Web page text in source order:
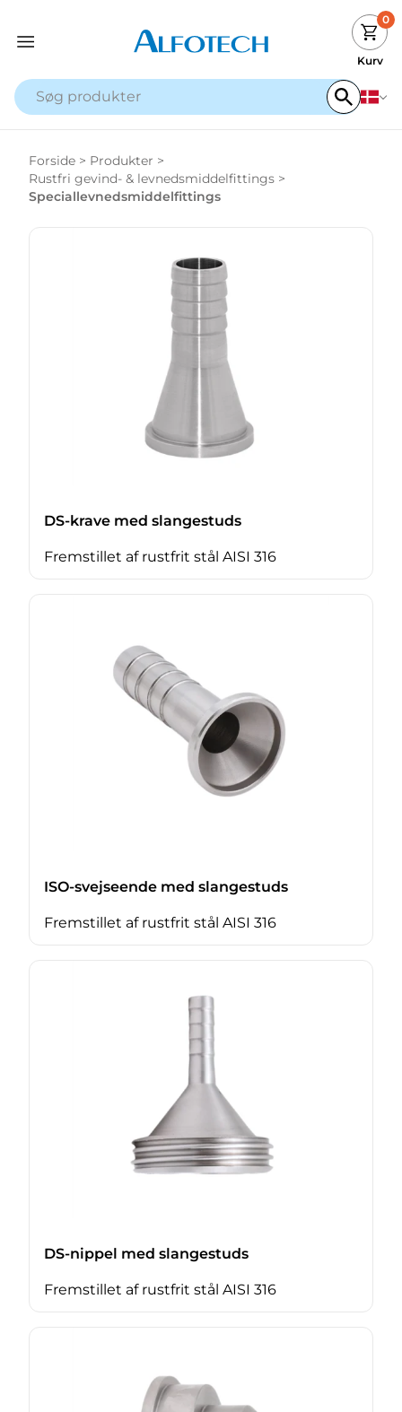
0
Kurv
Forside > Produkter >
Rustfri gevind- & levnedsmiddelfittings >
Speciallevnedsmiddelfittings
DS-krave med slangestuds
Fremstillet af rustfrit stål AISI 316
ISO-svejseende med slangestuds
Fremstillet af rustfrit stål AISI 316
DS-nippel med slangestuds
Fremstillet af rustfrit stål AISI 316